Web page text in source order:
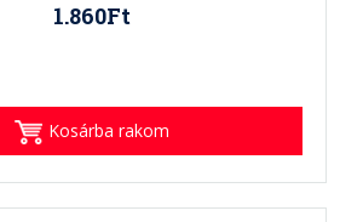
1.860Ft
Kosárba rakom